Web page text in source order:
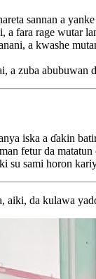
sannan a
a fara rage wutar
a kwashe
a zuba abubuwan
iska a ɗakin
fetur da
su sami horon
aiki, da kulawa